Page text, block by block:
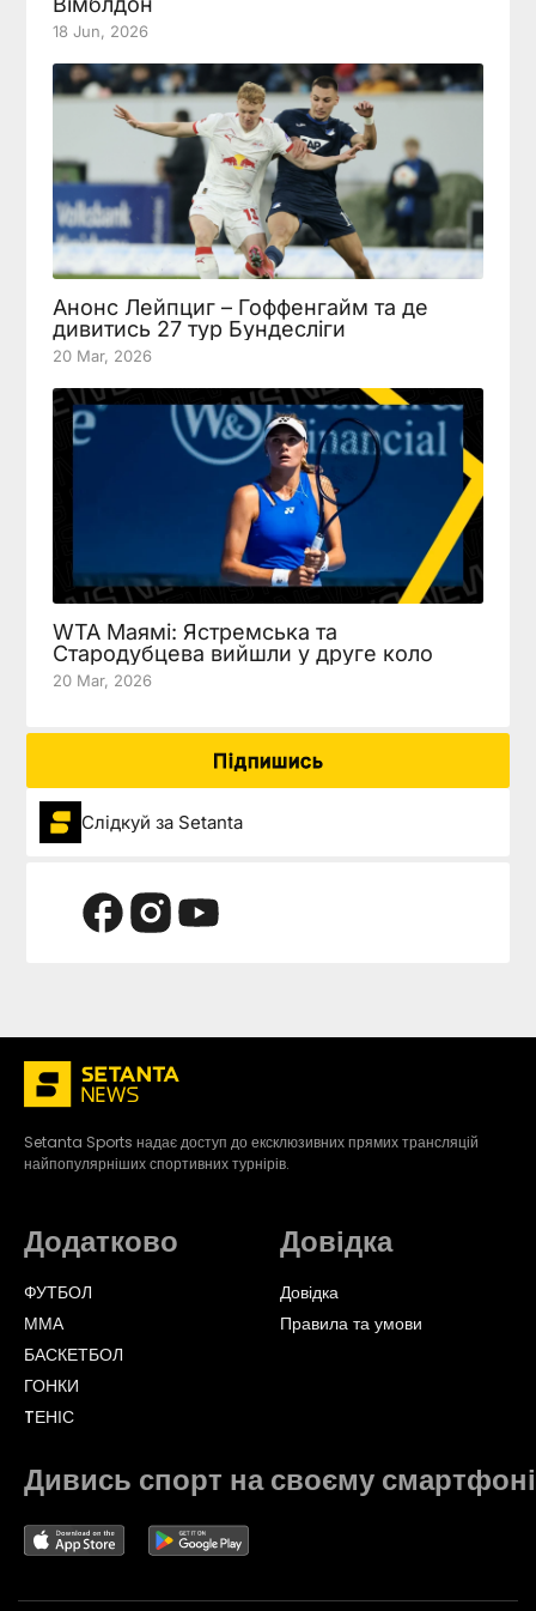
18 Jun, 2026
Анонс Лейпциг – Гоффенгайм та де
дивитись 27 тур Бундесліги
20 Mar, 2026
WTA Маямі: Ястремська та
Стародубцева вийшли у друге коло
20 Mar, 2026
Підпишись
Слідкуй за Setanta
Setanta Sports надає доступ до ексклюзивних прямих трансляцій
найпопулярніших спортивних турнірів.
Додатково
ФУТБОЛ
ММА
БАСКЕТБОЛ
ГОНКИ
TЕНІС
Довідка
Довідка
Правила та умови
Дивись спорт на своєму смартфоні